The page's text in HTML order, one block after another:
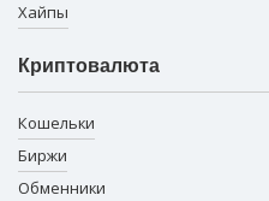
Хайпы
Криптовалюта
Кошельки
Биржи
Обменники